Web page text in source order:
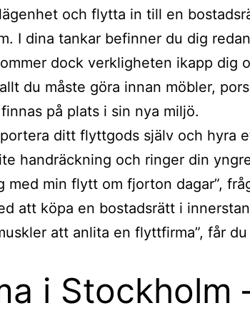
och flytta in till en
I dina tankar befinner du dig
dock verkligheten ikapp dig
du måste göra innan möbler,
på plats i sin nya miljö.
ditt flyttgods själv och hyra
handräckning och ringer din
med min flytt om fjorton dagar”,
att köpa en bostadsrätt i
att anlita en flyttfirma”, får
i Stockholm